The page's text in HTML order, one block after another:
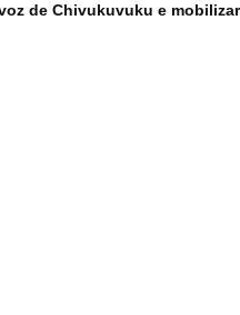
de Chivukuvuku e